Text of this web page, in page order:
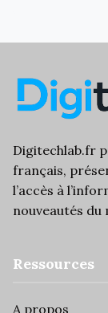
Digitechlab.fr
français,
l’accès à
nouveautés du
Ressources
A propos